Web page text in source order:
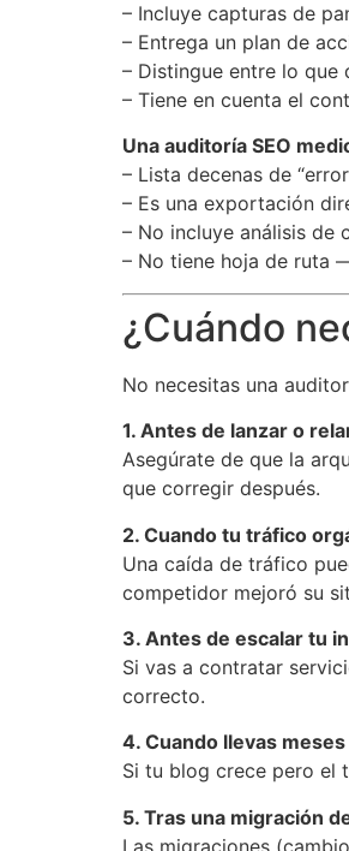
– Incluye capturas de
– Entrega un plan de
– Distingue entre lo que
– Tiene en cuenta el
Una auditoría SEO
– Lista decenas de
– Es una exportación
– No incluye análisis de
– No tiene hoja de ruta
¿Cuándo
No necesitas una
1. Antes de lanzar o
Asegúrate de que la
que corregir después.
2. Cuando tu tráfico
Una caída de tráfico
competidor mejoró su
3. Antes de escalar tu
Si vas a contratar
correcto.
4. Cuando llevas
Si tu blog crece pero el
5. Tras una migración
Las migraciones